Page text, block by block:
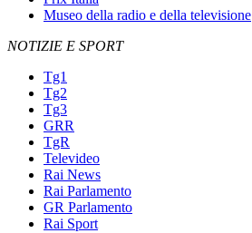
Museo della radio e della televisione
NOTIZIE E SPORT
Tg1
Tg2
Tg3
GRR
TgR
Televideo
Rai News
Rai Parlamento
GR Parlamento
Rai Sport